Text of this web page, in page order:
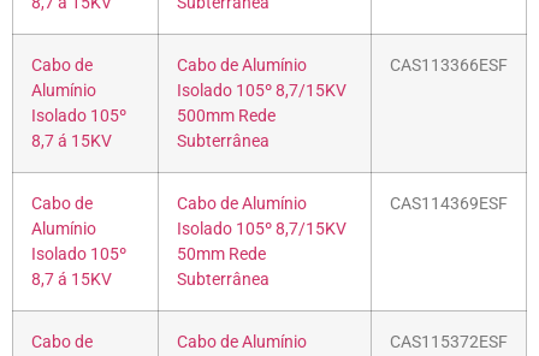
Cabo de
Alumínio
Isolado 105º
8,7 á 15KV
Cabo de Alumínio
Isolado 105º 8,7/15KV
500mm Rede
Subterrânea
CAS113366ESF
Cabo de
Alumínio
Isolado 105º
8,7 á 15KV
Cabo de Alumínio
Isolado 105º 8,7/15KV
50mm Rede
Subterrânea
CAS114369ESF
Cabo de
Cabo de Alumínio
CAS115372ESF